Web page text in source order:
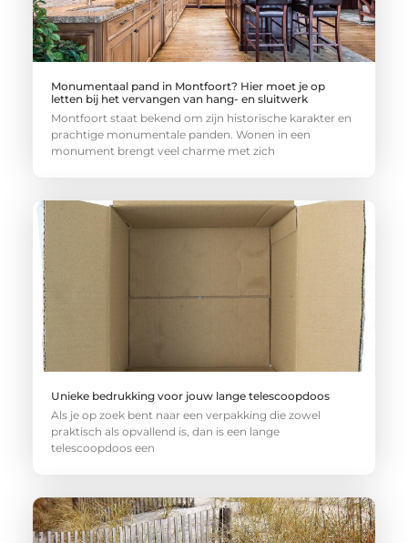
Monumentaal pand in Montfoort? Hier moet je op
letten bij het vervangen van hang- en sluitwerk
Montfoort staat bekend om zijn historische karakter en
prachtige monumentale panden. Wonen in een
monument brengt veel charme met zich
Unieke bedrukking voor jouw lange telescoopdoos
Als je op zoek bent naar een verpakking die zowel
praktisch als opvallend is, dan is een lange
telescoopdoos een